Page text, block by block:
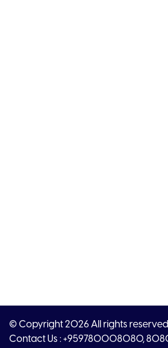
© Copyright 2026 All rights reserved
Contact Us : +959780008080,